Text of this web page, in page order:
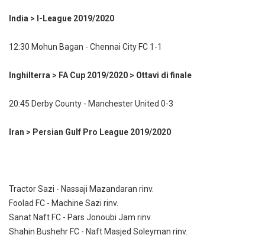
India > I-League 2019/2020
12:30 Mohun Bagan - Chennai City FC 1-1
Inghilterra > FA Cup 2019/2020 > Ottavi di finale
20:45 Derby County - Manchester United 0-3
Iran > Persian Gulf Pro League 2019/2020
Tractor Sazi - Nassaji Mazandaran rinv.
Foolad FC - Machine Sazi rinv.
Sanat Naft FC - Pars Jonoubi Jam rinv.
Shahin Bushehr FC - Naft Masjed Soleyman rinv.